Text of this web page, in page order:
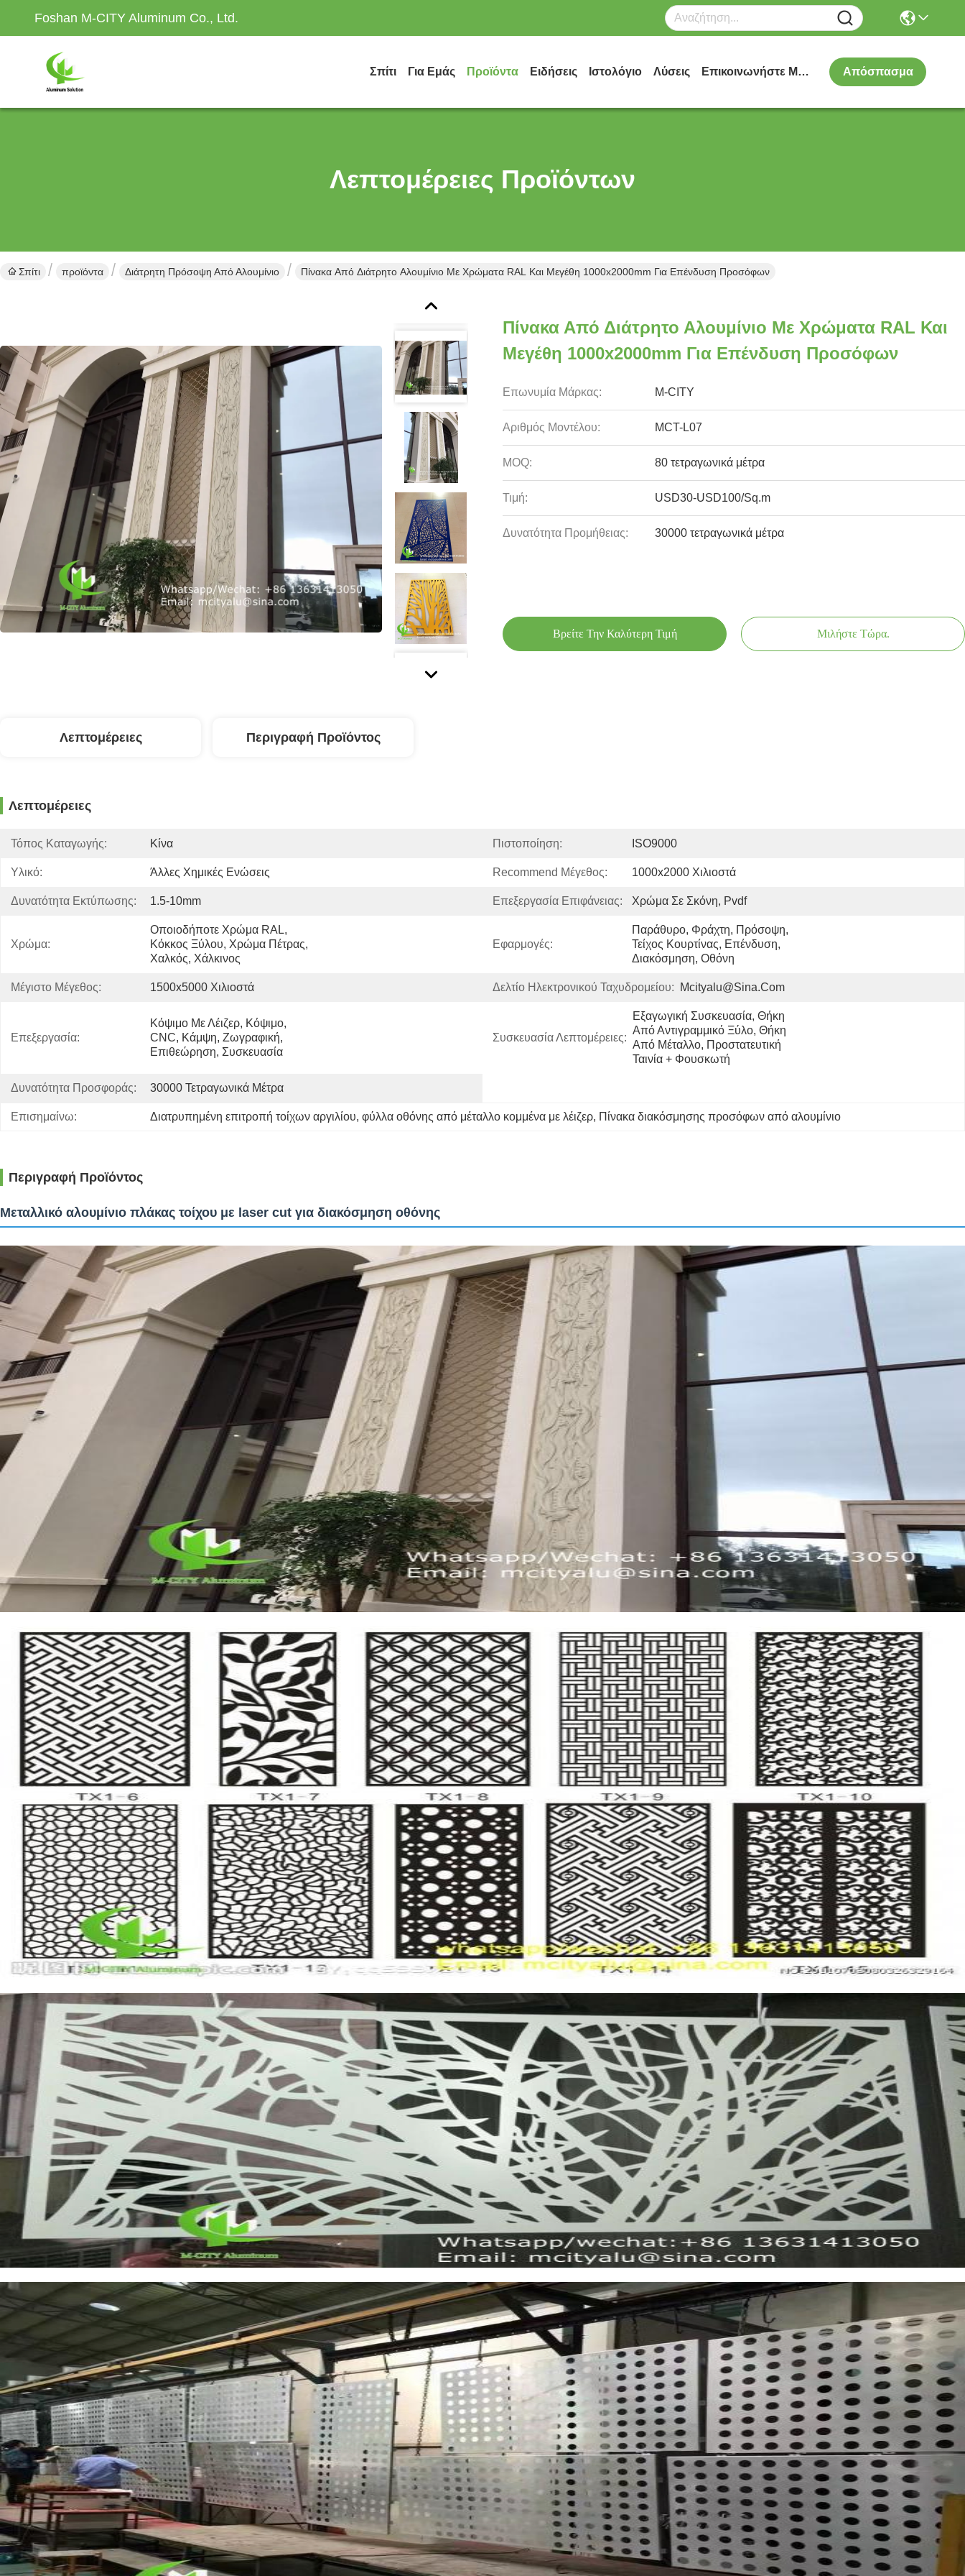
Foshan M-CITY Aluminum Co., Ltd.
Σπίτι Για Εμάς Προϊόντα Ειδήσεις Ιστολόγιο Λύσεις Επικοινωνήστε Μαζί Μας Απόσπασμα
Λεπτομέρειες Προϊόντων
Σπίτι προϊόντα Διάτρητη Πρόσοψη Από Αλουμίνιο Πίνακα Από Διάτρητο Αλουμίνιο Με Χρώματα RAL Και Μεγέθη 1000x2000mm Για Επένδυση Προσόφων
Πίνακα Από Διάτρητο Αλουμίνιο Με Χρώματα RAL Και
Μεγέθη 1000x2000mm Για Επένδυση Προσόφων
Επωνυμία Μάρκας: M-CITY
Αριθμός Μοντέλου: MCT-L07
MOQ: 80 τετραγωνικά μέτρα
Τιμή: USD30-USD100/Sq.m
Δυνατότητα Προμήθειας: 30000 τετραγωνικά μέτρα
Βρείτε Την Καλύτερη Τιμή Μιλήστε Τώρα.
Λεπτομέρειες Περιγραφή Προϊόντος
Λεπτομέρειες
Τόπος Καταγωγής: Κίνα Πιστοποίηση: ISO9000
Υλικό: Άλλες Χημικές Ενώσεις Recommend Μέγεθος: 1000x2000 Χιλιοστά
Δυνατότητα Εκτύπωσης: 1.5-10mm Επεξεργασία Επιφάνειας: Χρώμα Σε Σκόνη, Pvdf
Χρώμα:
Οποιοδήποτε Χρώμα RAL,
Κόκκος Ξύλου, Χρώμα Πέτρας,
Χαλκός, Χάλκινος
Εφαρμογές:
Παράθυρο, Φράχτη, Πρόσοψη,
Τείχος Κουρτίνας, Επένδυση,
Διακόσμηση, Οθόνη
Μέγιστο Μέγεθος: 1500x5000 Χιλιοστά Δελτίο Ηλεκτρονικού Ταχυδρομείου: Mcityalu@sina.com
Επεξεργασία:
Κόψιμο Με Λέιζερ, Κόψιμο,
CNC, Κάμψη, Ζωγραφική,
Επιθεώρηση, Συσκευασία
Συσκευασία Λεπτομέρειες:
Εξαγωγική Συσκευασία, Θήκη
Από Αντιγραμμικό Ξύλο, Θήκη
Από Μέταλλο, Προστατευτική
Ταινία + Φουσκωτή
Δυνατότητα Προσφοράς: 30000 Τετραγωνικά Μέτρα
Επισημαίνω: Διατρυπημένη επιτροπή τοίχων αργιλίου, φύλλα οθόνης από μέταλλο κομμένα με λέιζερ, Πίνακα διακόσμησης προσόφων από αλουμίνιο
Περιγραφή Προϊόντος
Μεταλλικό αλουμίνιο πλάκας τοίχου με laser cut για διακόσμηση οθόνης